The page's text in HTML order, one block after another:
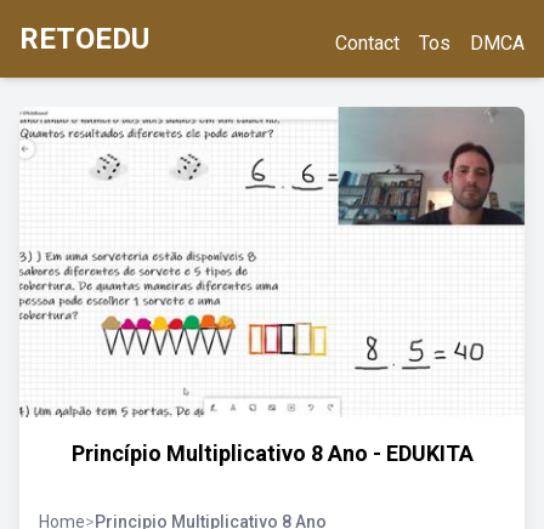
RETOEDU Contact Tos DMCA
Princípio Multiplicativo 8 Ano - EDUKITA
Home>Principio Multiplicativo 8 Ano